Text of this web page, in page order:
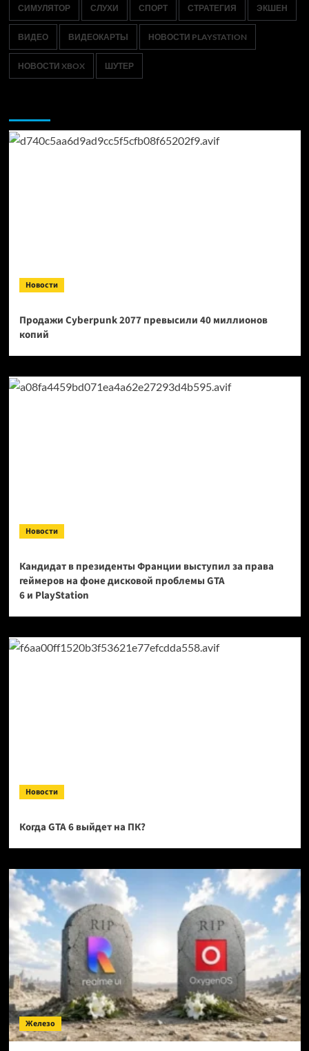
СИМУЛЯТОР СЛУХИ СПОРТ СТРАТЕГИЯ ЭКШЕН
ВИДЕО ВИДЕОКАРТЫ НОВОСТИ PLAYSTATION
НОВОСТИ XBOX ШУТЕР
Новости
Продажи Cyberpunk 2077 превысили 40 миллионов
копий
Новости
Кандидат в президенты Франции выступил за права
геймеров на фоне дисковой проблемы GTA
6 и PlayStation
Новости
Когда GTA 6 выйдет на ПК?
Железо